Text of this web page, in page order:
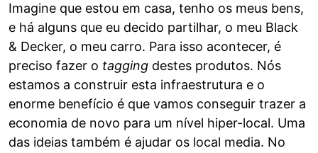
Imagine que estou em casa, tenho os meus bens,
e há alguns que eu decido partilhar, o meu Black
& Decker, o meu carro. Para isso acontecer, é
preciso fazer o tagging destes produtos. Nós
estamos a construir esta infraestrutura e o
enorme benefício é que vamos conseguir trazer a
economia de novo para um nível hiper-local. Uma
das ideias também é ajudar os local media. No